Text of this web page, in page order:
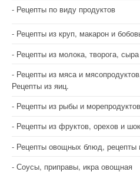
Рецепты по виду продуктов
Рецепты из круп, макарон и
Рецепты из молока, творога,
Рецепты из мяса и
Рецепты из яиц.
Рецепты из рыбы и морепродуктов
Рецепты из фруктов, орехов и
Рецепты овощных блюд, рецепты
Соусы, приправы, икра овощная